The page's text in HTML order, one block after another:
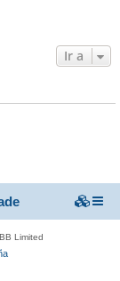
Ir a
Limited